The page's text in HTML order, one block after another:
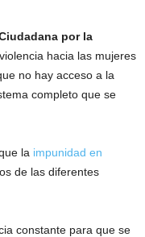
por la
hacia las mujeres
no hay acceso a la
completo que se
la impunidad en
de las diferentes
constante para que se